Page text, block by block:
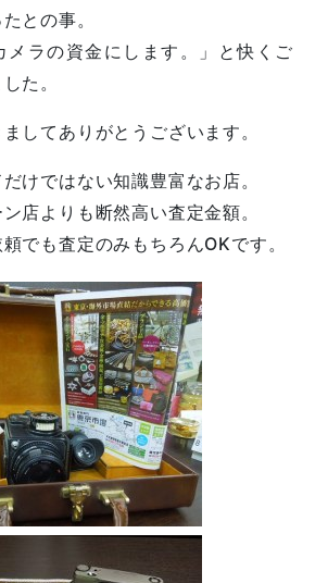
との事。
メラの資金にします。」と快くご
た。
してありがとうございます。
けではない知識豊富なお店。
店よりも断然高い査定金額。
でも査定のみもちろんOKです。